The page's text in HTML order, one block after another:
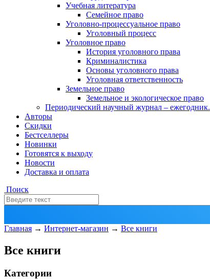
Учебная литература
Семейное право
Уголовно-процессуальное право
Уголовный процесс
Уголовное право
История уголовного права
Криминалистика
Основы уголовного права
Уголовная ответственность
Земельное право
Земельное и экологическое право
Периодический научный журнал – ежегодник.
Авторы
Скидки
Бестселлеры
Новинки
Готовятся к выходу
Новости
Доставка и оплата
Поиск
Главная → Интернет-магазин → Все книги
Все книги
Категории